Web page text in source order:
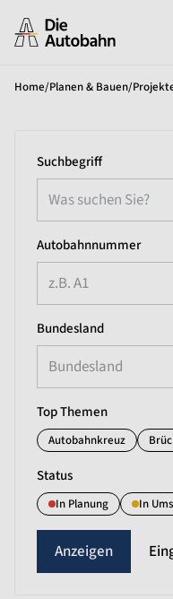
Home/Planen & Bauen/
Suchbegriff
Autobahnnummer
z.B. A1
Bundesland
Bundesland
Top Themen
Autobahnkreuz
Status
In Planung In